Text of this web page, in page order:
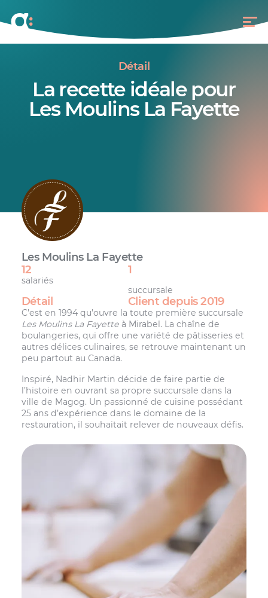
Détail
La recette idéale pour
Les Moulins La Fayette
Les Moulins La Fayette
12
salariés
1
succursale
Détail Client depuis 2019
C’est en 1994 qu’ouvre la toute première succursale
Les Moulins La Fayetteà Mirabel. La chaîne de
boulangeries, qui offre une variété de pâtisseries et
autres délices culinaires, se retrouve maintenant un
peu partout au Canada.
Inspiré, Nadhir Martin décide de faire partie de
l’histoire en ouvrant sa propre succursale dans la
ville de Magog. Un passionné de cuisine possédant
25 ans d’expérience dans le domaine de la
restauration, il souhaitait relever de nouveaux défis.